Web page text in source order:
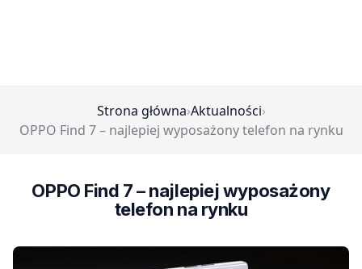
Strona główna›Aktualności›
OPPO Find 7 – najlepiej wyposażony telefon na rynku
OPPO Find 7 – najlepiej wyposażony
telefon na rynku